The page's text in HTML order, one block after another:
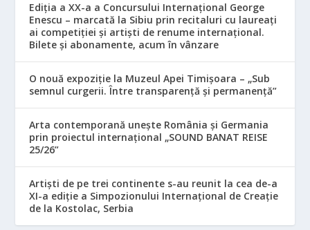
Ediția a XX-a a Concursului Internațional George
Enescu – marcată la Sibiu prin recitaluri cu laureați
ai competiției și artiști de renume internațional.
Bilete și abonamente, acum în vânzare
O nouă expoziție la Muzeul Apei Timișoara – „Sub
semnul curgerii. Între transparență și permanență”
Arta contemporană unește România și Germania
prin proiectul internațional „SOUND BANAT REISE
25/26”
Artiști de pe trei continente s-au reunit la cea de-a
XI-a ediție a Simpozionului Internațional de Creație
de la Kostolac, Serbia